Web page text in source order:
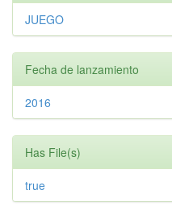
JUEGO
Fecha de lanzamiento
2016
Has File(s)
true